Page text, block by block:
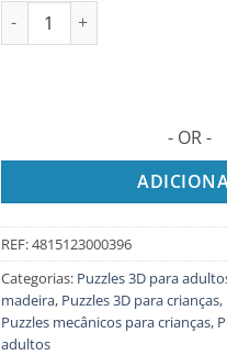
Quantidade de GLOBO
- OR -
REF:4815123000396
Categorias: Puzzles 3D para
madeira, Puzzles 3D para crianças,
Puzzles mecânicos para crianças,
adultos